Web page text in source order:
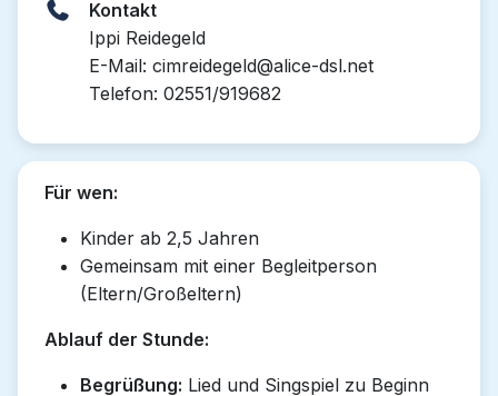
Kontakt
Ippi Reidegeld
E-Mail: cimreidegeld@alice-dsl.net
Telefon: 02551/919682
Für wen:
Kinder ab 2,5 Jahren
Gemeinsam mit einer Begleitperson
(Eltern/Großeltern)
Ablauf der Stunde:
Begrüßung: Lied und Singspiel zu Beginn